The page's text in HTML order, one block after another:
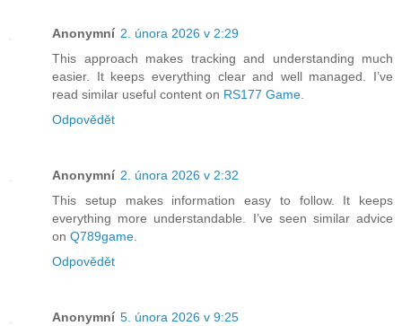
Anonymní 2. února 2026 v 2:29
This approach makes tracking and understanding much
easier. It keeps everything clear and well managed. I’ve
read similar useful content on RS177 Game
Odpovědět
Anonymní 2. února 2026 v 2:32
This setup makes information easy to follow. It keeps
everything more understandable. I’ve seen similar advice
on Q789game
Odpovědět
Anonymní 5. února 2026 v 9:25